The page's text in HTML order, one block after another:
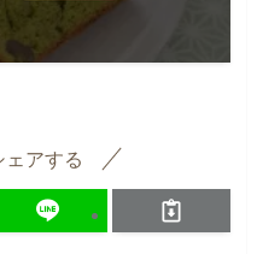
ェアする